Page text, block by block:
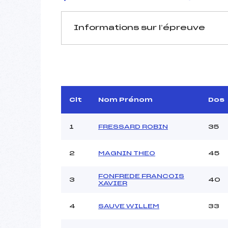
Informations sur l’épreuve
Arbitre :
Assistant :
MANCHE 1
Heure de départ :
Ouvreurs A :
Clt Nom Prénom Dos
1 FRESSARD ROBIN 35
2 MAGNIN THEO 45
3
FONFREDE FRANCOIS
XAVIER
40
4 SAUVE WILLEM 33